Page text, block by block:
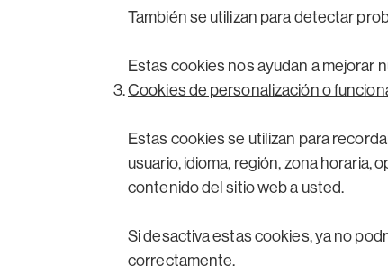
También se utilizan para detectar
Estas cookies nos ayudan a mejorar
Cookies de personalización o
Estas cookies se utilizan para
usuario, idioma, región, zona
contenido del sitio web a usted.
Si desactiva estas cookies, ya no
correctamente.